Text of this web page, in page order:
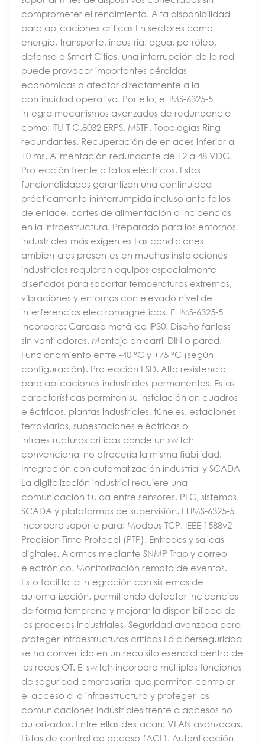
comprometer el rendimiento. Alta disponibilidad
para aplicaciones críticas En sectores como
energía, transporte, industria, agua, petróleo,
defensa o Smart Cities, una interrupción de la red
puede provocar importantes pérdidas
económicas o afectar directamente a la
continuidad operativa. Por ello, el IMS-6325-5
integra mecanismos avanzados de redundancia
como: ITU-T G.8032 ERPS. MSTP. Topologías Ring
redundantes. Recuperación de enlaces inferior a
10 ms. Alimentación redundante de 12 a 48 VDC.
Protección frente a fallos eléctricos. Estas
funcionalidades garantizan una continuidad
prácticamente ininterrumpida incluso ante fallos
de enlace, cortes de alimentación o incidencias
en la infraestructura. Preparado para los entornos
industriales más exigentes Las condiciones
ambientales presentes en muchas instalaciones
industriales requieren equipos especialmente
diseñados para soportar temperaturas extremas,
vibraciones y entornos con elevado nivel de
interferencias electromagnéticas. El IMS-6325-5
incorpora: Carcasa metálica IP30. Diseño fanless
sin ventiladores. Montaje en carril DIN o pared.
Funcionamiento entre -40 °C y +75 °C (según
configuración). Protección ESD. Alta resistencia
para aplicaciones industriales permanentes. Estas
características permiten su instalación en cuadros
eléctricos, plantas industriales, túneles, estaciones
ferroviarias, subestaciones eléctricas o
infraestructuras críticas donde un switch
convencional no ofrecería la misma fiabilidad.
Integración con automatización industrial y SCADA
La digitalización industrial requiere una
comunicación fluida entre sensores, PLC, sistemas
SCADA y plataformas de supervisión. El IMS-6325-5
incorpora soporte para: Modbus TCP. IEEE 1588v2
Precision Time Protocol (PTP). Entradas y salidas
digitales. Alarmas mediante SNMP Trap y correo
electrónico. Monitorización remota de eventos.
Esto facilita la integración con sistemas de
automatización, permitiendo detectar incidencias
de forma temprana y mejorar la disponibilidad de
los procesos industriales. Seguridad avanzada para
proteger infraestructuras críticas La ciberseguridad
se ha convertido en un requisito esencial dentro de
las redes OT. El switch incorpora múltiples funciones
de seguridad empresarial que permiten controlar
el acceso a la infraestructura y proteger las
comunicaciones industriales frente a accesos no
autorizados. Entre ellas destacan: VLAN avanzadas.
Listas de control de acceso (ACL). Autenticación